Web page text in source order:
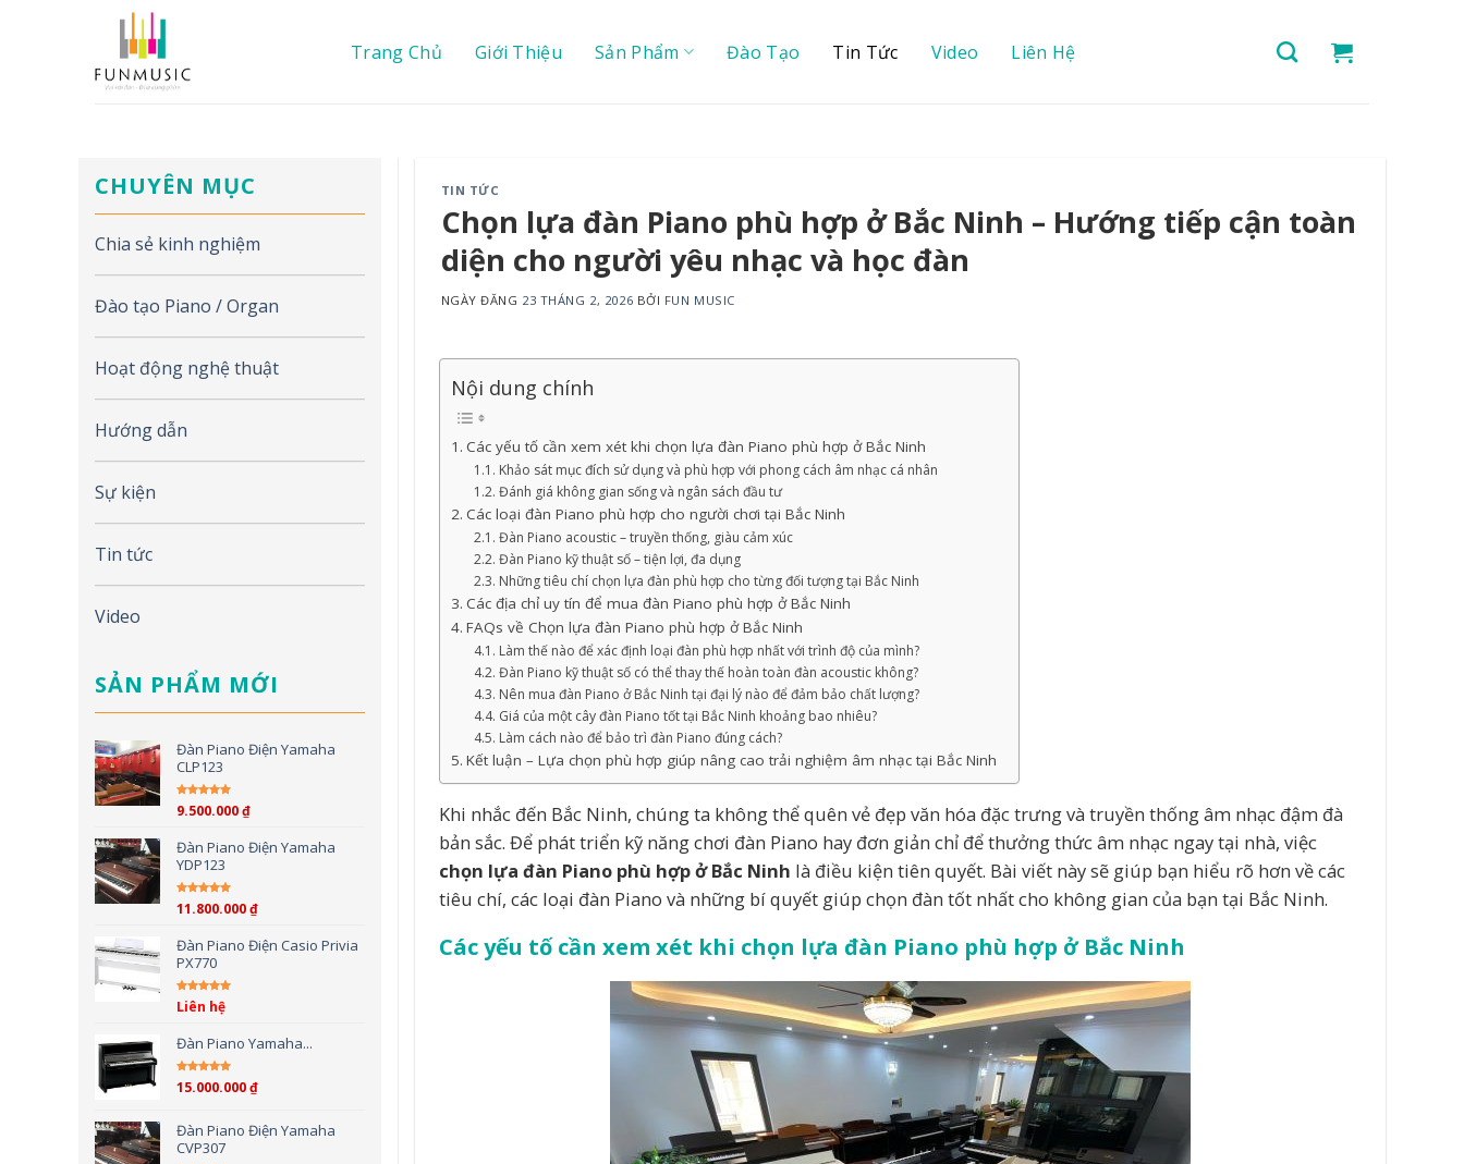
Trang Chủ Giới Thiệu Sản Phẩm Đào Tạo Tin Tức Video Liên Hệ
CHUYÊN MỤC
Chia sẻ kinh nghiệm
Đào tạo Piano / Organ
Hoạt động nghệ thuật
Hướng dẫn
Sự kiện
Tin tức
Video
SẢN PHẨM MỚI
Đàn Piano Điện Yamaha
CLP123
Được xếp hạng
9.500.000₫
Đàn Piano Điện Yamaha
YDP123
Được xếp hạng
11.800.000₫
Đàn Piano Điện Casio Privia
PX770
Được xếp hạng
Liên hệ
Đàn Piano Yamaha...
Được xếp hạng
15.000.000₫
Đàn Piano Điện Yamaha
CVP307
TIN TỨC
Chọn lựa đàn Piano phù hợp ở Bắc Ninh – Hướng tiếp cận toàn
diện cho người yêu nhạc và học đàn
NGÀY ĐĂNG 23 THÁNG 2, 2026 BỞI FUN MUSIC
Nội dung chính
Các yếu tố cần xem xét khi chọn lựa đàn Piano phù hợp ở Bắc Ninh
Khảo sát mục đích sử dụng và phù hợp với phong cách âm nhạc cá nhân
Đánh giá không gian sống và ngân sách đầu tư
Các loại đàn Piano phù hợp cho người chơi tại Bắc Ninh
Đàn Piano acoustic – truyền thống, giàu cảm xúc
Đàn Piano kỹ thuật số – tiện lợi, đa dụng
Những tiêu chí chọn lựa đàn phù hợp cho từng đối tượng tại Bắc Ninh
Các địa chỉ uy tín để mua đàn Piano phù hợp ở Bắc Ninh
FAQs về Chọn lựa đàn Piano phù hợp ở Bắc Ninh
Làm thế nào để xác định loại đàn phù hợp nhất với trình độ của mình?
Đàn Piano kỹ thuật số có thể thay thế hoàn toàn đàn acoustic không?
Nên mua đàn Piano ở Bắc Ninh tại đại lý nào để đảm bảo chất lượng?
Giá của một cây đàn Piano tốt tại Bắc Ninh khoảng bao nhiêu?
Làm cách nào để bảo trì đàn Piano đúng cách?
Kết luận – Lựa chọn phù hợp giúp nâng cao trải nghiệm âm nhạc tại Bắc Ninh
Khi nhắc đến Bắc Ninh, chúng ta không thể quên vẻ đẹp văn hóa đặc trưng và truyền thống âm nhạc đậm đà
bản sắc. Để phát triển kỹ năng chơi đàn Piano hay đơn giản chỉ để thưởng thức âm nhạc ngay tại nhà, việc
chọn lựa đàn Piano phù hợp ở Bắc Ninh là điều kiện tiên quyết. Bài viết này sẽ giúp bạn hiểu rõ hơn về các
tiêu chí, các loại đàn Piano và những bí quyết giúp chọn đàn tốt nhất cho không gian của bạn tại Bắc Ninh.
Các yếu tố cần xem xét khi chọn lựa đàn Piano phù hợp ở Bắc Ninh